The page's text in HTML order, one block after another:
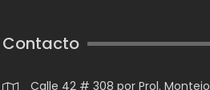
Contacto
Calle 42 # 308 por Prol. Montejo